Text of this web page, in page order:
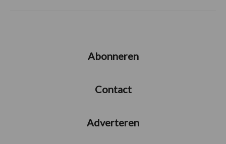
Abonneren
Contact
Adverteren